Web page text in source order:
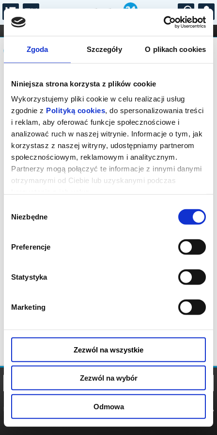
Zgoda Szczegóły O plikach cookies
Niniejsza strona korzysta z plików cookie
Wykorzystujemy pliki cookie w celu realizacji usług
zgodnie z Polityką cookies, do spersonalizowania treści
i reklam, aby oferować funkcje społecznościowe i
analizować ruch w naszej witrynie. Informacje o tym, jak
korzystasz z naszej witryny, udostępniamy partnerom
społecznościowym, reklamowym i analitycznym.
Partnerzy mogą połączyć te informacje z innymi danymi
otrzymanymi od Ciebie lub uzyskanymi podczas
zgody
Niezbędne
Preferencje
Statystyka
Marketing
Zezwól na wszystkie
Zezwól na wybór
Odmowa
...
FILHARMONIA OPERA I BALET
STAND-UP
DLA DZIECI
Komunikat
Sprzedaż biletów on-line na wydarzenie
została zakończona.
POLITYKA
POLITYKA